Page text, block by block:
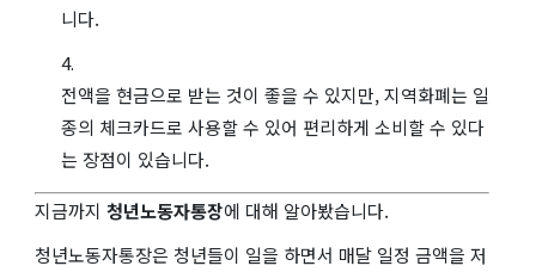
니다.
전액을 현금으로 받는 것이 좋을 수 있지만, 지역화폐는 일
종의 체크카드로 사용할 수 있어 편리하게 소비할 수 있다
는 장점이 있습니다.
지금까지 청년노동자통장에 대해 알아봤습니다.
청년노동자통장은 청년들이 일을 하면서 매달 일정 금액을 저